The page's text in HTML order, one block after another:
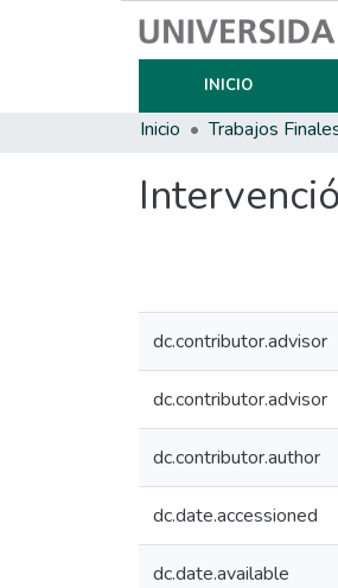
INICIO
Inicio
dc.contributor.advisor
dc.contributor.advisor
dc.contributor.author
dc.date.accessioned
dc.date.available